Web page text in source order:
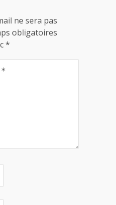
ne sera pas
obligatoires
*